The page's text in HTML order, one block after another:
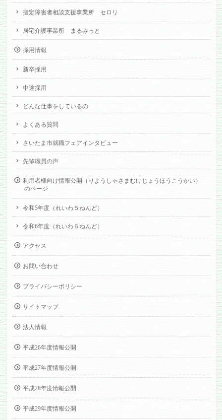
指定障害者相談支援事業所 セロリ
居宅介護事業所 まるみっと
採用情報
新卒採用
中途採用
どんな仕事をしているの
よくある質問
さいたま市就職フェアインタビュー
先輩職員の声
利用者様向け情報公開（りようしゃさまむけじょうほうこうかい）
のページ
令和5年度（れいわ５ねんど）
令和6年度（れいわ６ねんど）
アクセス
お問い合わせ
プライバシーポリシー
サイトマップ
法人情報
平成26年度情報公開
平成27年度情報公開
平成28年度情報公開
平成29年度情報公開